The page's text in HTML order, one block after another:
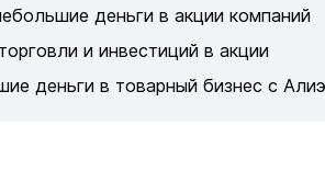
деньги в акции компаний
и инвестиций в акции
деньги в товарный бизнес с